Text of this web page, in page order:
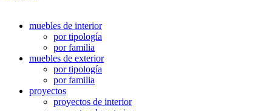
muebles de interior
por tipología
por familia
muebles de exterior
por tipología
por familia
proyectos
proyectos de interior